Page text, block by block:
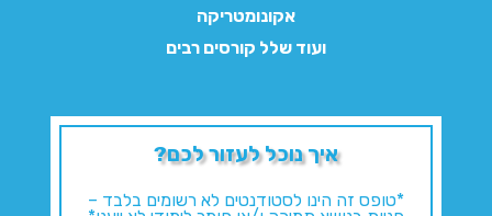
אקונומטריקה
ועוד שלל קורסים רבים
איך נוכל לעזור לכם?
*טופס זה הינו לסטודנטים לא רשומים בלבד –